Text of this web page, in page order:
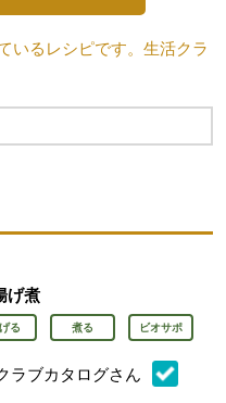
いるレシピです。生活クラ
開きます。
げ煮
る 煮る ビオサポ
ラブカタログさん